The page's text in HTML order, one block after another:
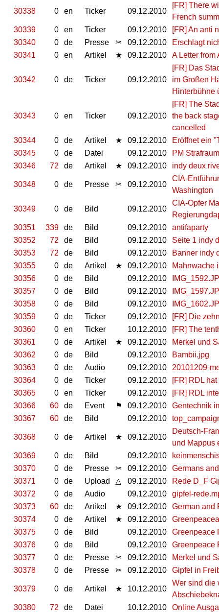
30338 0 en Ticker 09.12.2010
[FR] There
French
30339
0 en Ticker 09.12.2010
[FR] An anti
30340
0 de Presse ✂ 09.12.2010
Erschlagt
30341
0 en Artikel ★ 09.12.2010 A Letter from
30342 0 de Ticker 09.12.2010
[FR] Das
im Großen
Hinterbühne
30343 0 en Ticker 09.12.2010
[FR] The
the back
cancelled
30344
0 de Artikel ★ 09.12.2010
Eröffnet ein
30345
0 de Datei 09.12.2010
PM
30346
72 de Artikel ★ 09.12.2010 indy deux
30348 0 de Presse ✂ 09.12.2010
CIA-
Washington
30349 0 de Bild 09.12.2010
CIA-Opfer
30351
339 de Bild 09.12.2010
antifaparty
30352
72 de Bild 09.12.2010
Seite 1 indy
30353
72 de Bild 09.12.2010
Banner indy
30355
0 de Artikel ★ 09.12.2010
Mahnwache
30356
0 de Bild 09.12.2010
30357
0 de Bild 09.12.2010
30358
0 de Bild 09.12.2010
30359
0 de Ticker 09.12.2010
[FR] Die
30360
0 en Ticker 10.12.2010
[FR] The
30361
0 de Artikel ★ 09.12.2010
Merkel und
30362
0 de Bild 09.12.2010
Bambii.jpg
30363
0 de Audio 09.12.2010
20101209-
30364
0 de Ticker 09.12.2010
[FR] RDL
30365
0 en Ticker 09.12.2010
[FR] RDL
30366
60 de Event ⚑ 09.12.2010
Gentechnik
30367
60 de Bild 09.12.2010
30368 0 de Artikel ★ 09.12.2010
Deutsch-
und Mappus
30369
0 de Bild 09.12.2010
30370
0 de Presse ✂ 09.12.2010
Germans
30371
0 de Upload △ 09.12.2010
Rede D_F
30372
0 de Audio 09.12.2010
gipfel-
30373
60 de Artikel ★ 09.12.2010
German and
30374
0 de Artikel ★ 09.12.2010
30375
0 de Bild 09.12.2010
Greenpeace
30376
0 de Bild 09.12.2010
Greenpeace
30377
0 de Presse ✂ 09.12.2010
Merkel und
30378
0 de Presse ✂ 09.12.2010 Gipfel in
30379 0 de Artikel ★ 10.12.2010
Wer sind die
30380
72 de Datei 10.12.2010 Online